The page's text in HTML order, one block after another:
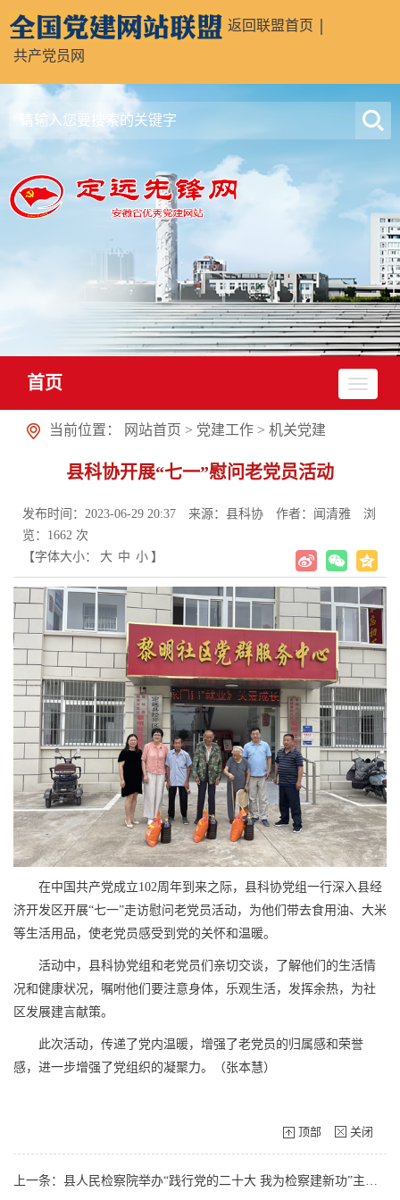
返回联盟首页
共产党员网
首页
当前位置： 网站首页 > 党建工作 > 机关党建
县科协开展“七一”慰问老党员活动
发布时间：2023-06-29 20:37 来源：县科协 作者：闻清雅
浏
览： 1662 次
【字体大小：
大 中 小 】
在中国共产党成立102周年到来之际，县科协党组一行深入县经
济开发区开展“七一”走访慰问老党员活动，为他们带去食用油、大米
等生活用品，使老党员感受到党的关怀和温暖。
活动中，县科协党组和老党员们亲切交谈，了解他们的生活情
况和健康状况，嘱咐他们要注意身体，乐观生活，发挥余热，为社
区发展建言献策。
此次活动，传递了党内温暖，增强了老党员的归属感和荣誉
感，进一步增强了党组织的凝聚力。（张本慧）
顶部 关闭